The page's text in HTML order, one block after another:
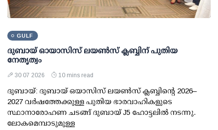
GULF
ദുബായ് ഓയാസിസ് ലയൺസ് ക്ലബ്ബിന് പുതിയ
നേതൃത്വം
30 07 2026 10 mins read
ദുബായ്: ദുബായ് ഒയാസിസ് ലയൺസ് ക്ലബ്ബിന്റെ 2026–
2027 വർഷത്തേക്കുള്ള പുതിയ ഭാരവാഹികളുടെ
സ്ഥാനാരോഹണ ചടങ്ങ് ദുബായ് J5 ഹോട്ടലിൽ നടന്നു.
ലോകമെമ്പാടുമുള്ള